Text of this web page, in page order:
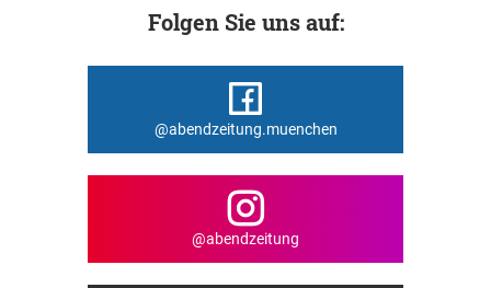
Folgen Sie uns auf:
@abendzeitung.muenchen
@abendzeitung